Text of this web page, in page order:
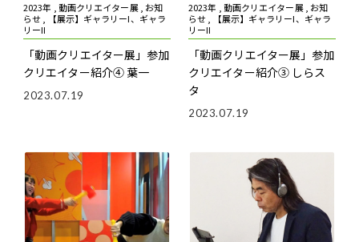
2023年 , 動画クリエイター展 , お知
らせ , 【展示】ギャラリーI、ギャラ
リーII
「動画クリエイター展」参加
クリエイター紹介④ 葉一
2023.07.19
2023年 , 動画クリエイター展 , お知
らせ , 【展示】ギャラリーI、ギャラ
リーII
「動画クリエイター展」参加
クリエイター紹介③ しらス
タ
2023.07.19